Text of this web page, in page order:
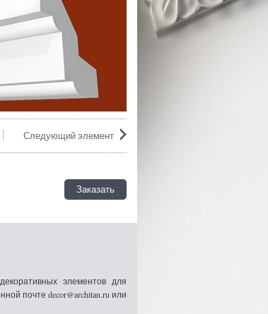
Следующий элемент
Заказать
элементов для
почте decor@architan.ru или